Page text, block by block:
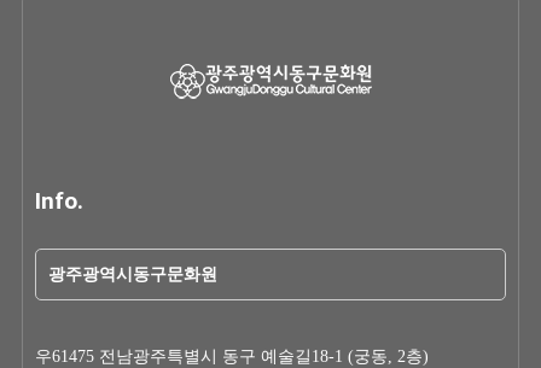
Info.
광주광역시동구문화원
우61475 전남광주특별시 동구 예술길18-1 (궁동, 2층)